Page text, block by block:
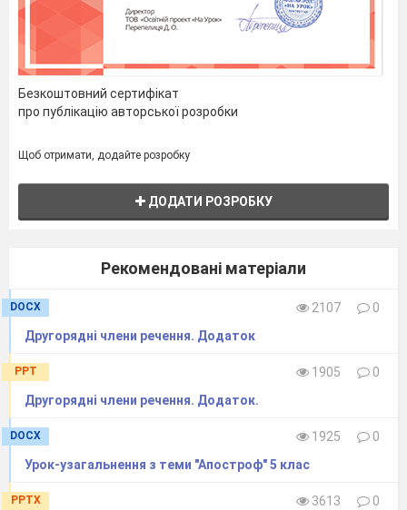
Безкоштовний сертифікат
про публікацію авторської розробки
Щоб отримати, додайте розробку
ДОДАТИ РОЗРОБКУ
Рекомендовані матеріали
DOCX 2107
0
Другорядні члени речення. Додаток
PPT 1905
0
Другорядні члени речення. Додаток.
DOCX 1925
0
Урок-узагальнення з теми "Апостроф" 5 клас
PPTX 3613
0